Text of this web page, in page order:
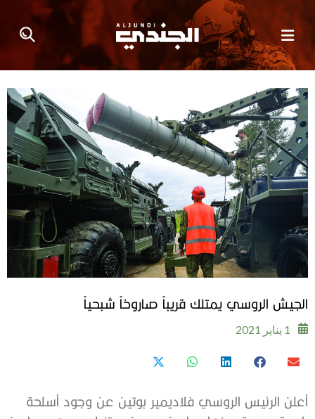
الجيش‭ ‬الروسي‭ ‬يمتلك‭ ‬قريباً‭ ‬صاروخاً‭ ‬شبحياً
1 يناير 2021
أعلن الرئيس الروسي فلاديمير بوتين عن وجود أسلحة